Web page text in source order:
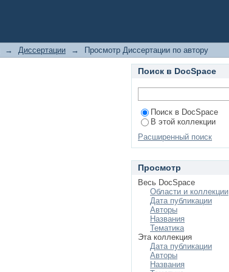
→ Диссертации → Просмотр Диссертации по автору
Поиск в DocSpace
Поиск в DocSpace
В этой коллекции
Расширенный поиск
Просмотр
Весь DocSpace
Области и коллекции
Дата публикации
Авторы
Названия
Тематика
Эта коллекция
Дата публикации
Авторы
Названия